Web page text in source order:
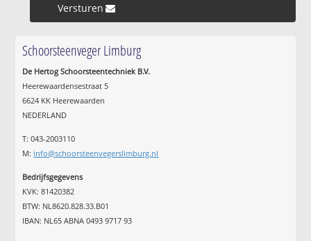
Versturen »
Schoorsteenveger Limburg
De Hertog Schoorsteentechniek B.V.
Heerewaardensestraat 5
6624 KK Heerewaarden
NEDERLAND
T: 043-2003110
M: info@schoorsteenvegerslimburg.nl
Bedrijfsgegevens
KVK: 81420382
BTW: NL8620.828.33.B01
IBAN: NL65 ABNA 0493 9717 93